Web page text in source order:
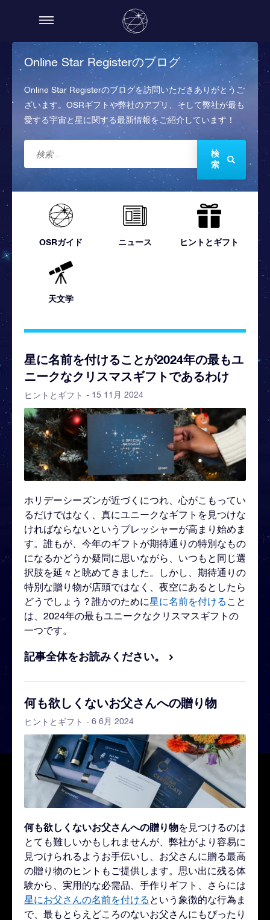
Online Star Registerのブログ
Online Star Registerのブログを訪問いただきありがとうご
ざいます。OSRギフトや弊社のアプリ、そして弊社が最も
愛する宇宙と星に関する最新情報をご紹介しています！
検
索
OSRガイド ニュース ヒントとギフト
天文学
星に名前を付けることが2024年の最もユ
ニークなクリスマスギフトであるわけ
ヒントとギフト - 15 11月 2024
ホリデーシーズンが近づくにつれ、心がこもってい
るだけではなく、真にユニークなギフトを見つけな
ければならないというプレッシャーが高まり始めま
す。誰もが、今年のギフトが期待通りの特別なもの
になるかどうか疑問に思いながら、いつもと同じ選
択肢を延々と眺めてきました。しかし、期待通りの
特別な贈り物が店頭ではなく、夜空にあるとしたら
どうでしょう？誰かのために星に名前を付ける こと
は、2024年の最もユニークなクリスマスギフトの
一つです。
記事全体をお読みください。
何も欲しくないお父さんへの贈り物
ヒントとギフト - 6 6月 2024
何も欲しくないお父さんへの贈り物を見つけるのは
とても難しいかもしれませんが、弊社がより容易に
見つけられるようお手伝いし、お父さんに贈る最高
の贈り物のヒントもご提供します。思い出に残る体
験から、実用的な必需品、手作りギフト、さらには
星にお父さんの名前を付ける という象徴的な行為ま
で、最もとらえどころのないお父さんにもぴったり